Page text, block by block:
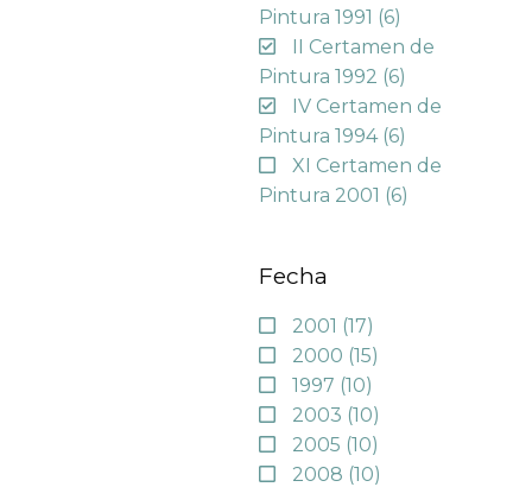
Pintura 1991 (6)
II Certamen de
Pintura 1992 (6)
IV Certamen de
Pintura 1994 (6)
XI Certamen de
Pintura 2001 (6)
Fecha
2001 (17)
2000 (15)
1997 (10)
2003 (10)
2005 (10)
2008 (10)